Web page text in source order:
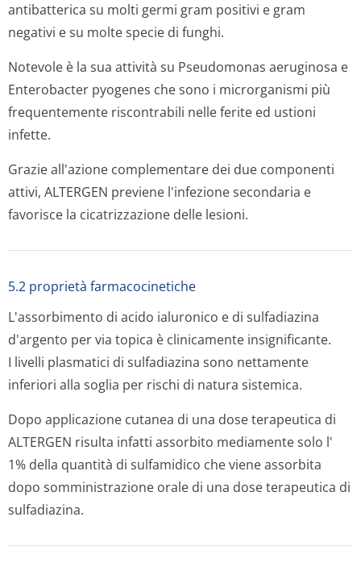
antibatterica su molti germi gram positivi e gram
negativi e su molte specie di funghi.
Notevole è la sua attività su Pseudomonas aeruginosa e
Enterobacter pyogenes che sono i microrganismi più
frequentemente riscontrabili nelle ferite ed ustioni
infette.
Grazie all'azione complementare dei due componenti
attivi, ALTERGEN previene l'infezione secondaria e
favorisce la cicatrizzazione delle lesioni.
5.2 proprietà farmacocinetiche
L'assorbimento di acido ialuronico e di sulfadiazina
d'argento per via topica è clinicamente insignificante.
I livelli plasmatici di sulfadiazina sono nettamente
inferiori alla soglia per rischi di natura sistemica.
Dopo applicazione cutanea di una dose terapeutica di
ALTERGEN risulta infatti assorbito mediamente solo l'
1% della quantità di sulfamidico che viene assorbita
dopo somministrazione orale di una dose terapeutica di
sulfadiazina.